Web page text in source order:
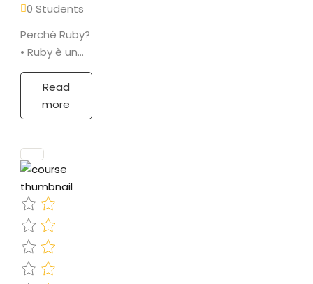
0 Students
Perché Ruby?
• Ruby è un
linguaggio di
programmazione
semplice,
pertanto ben
all’apprendimento
della
programmazione.•
Pur essendo
semplice,
Ruby…
Read
more